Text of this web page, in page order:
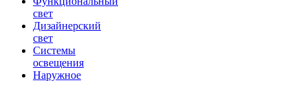
свет
Дизайнерский
свет
Системы
освещения
Наружное